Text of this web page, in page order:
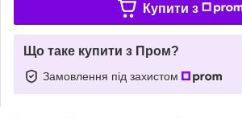
Купити з
Що таке купити з Пром?
Замовлення під захистом